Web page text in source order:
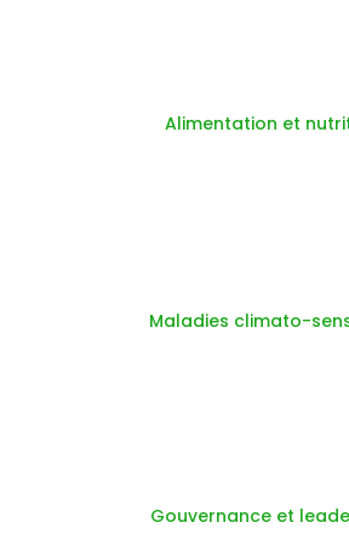
Alimentation et
Maladies climato-
Gouvernance et